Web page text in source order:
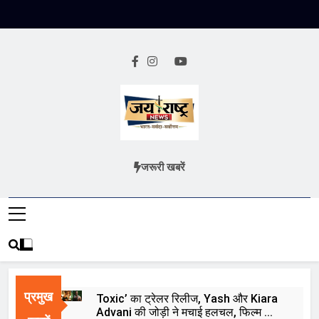
Jai Rashtra
हिंदी समाचार
जरूरी खबरें
प्रमुख
Toxic’ का ट्रेलर रिलीज, Yash और Kiara
Advani की जोड़ी ने मचाई हलचल, फिल्म को